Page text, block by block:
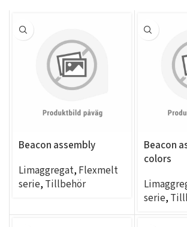
Beacon assembly
Limaggregat, Flexmelt
serie, Tillbehör
Beacon
colors
serie,